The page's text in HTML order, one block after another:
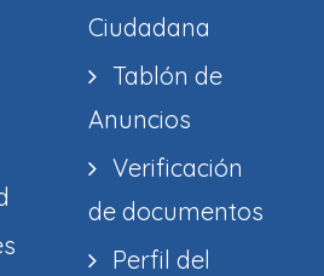
Ciudadana
Tablón de
Anuncios
Verificación
de documentos
Perfil del